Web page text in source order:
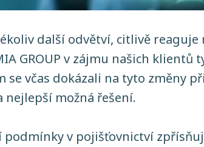
další odvětví, citlivě reaguje
GROUP v zájmu našich klientů
se včas dokázali na tyto změny
možná řešení.
podmínky v pojišťovnictví